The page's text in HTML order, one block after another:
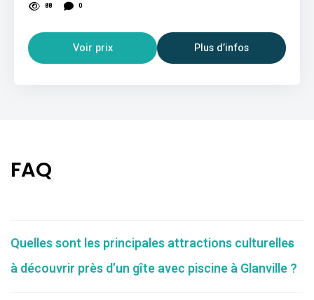
88 0
Voir prix Plus d’infos
FAQ
Quelles sont les principales attractions culturelles
à découvrir près d’un gîte avec piscine à Glanville ?